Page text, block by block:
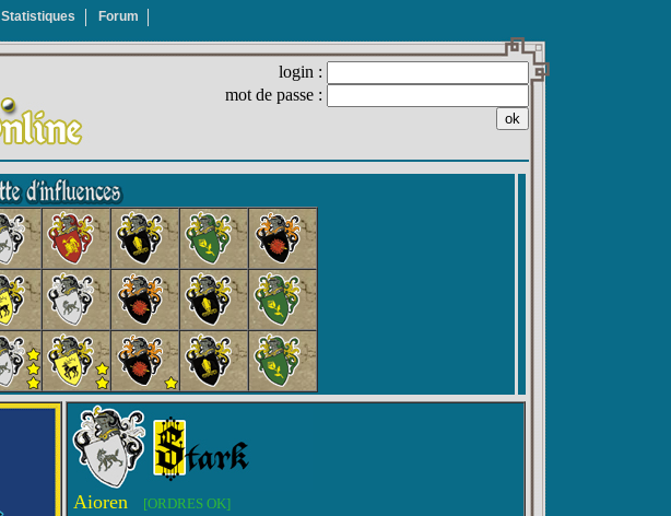
Statistiques Forum
login :
mot de passe :
Aioren [ORDRES OK]